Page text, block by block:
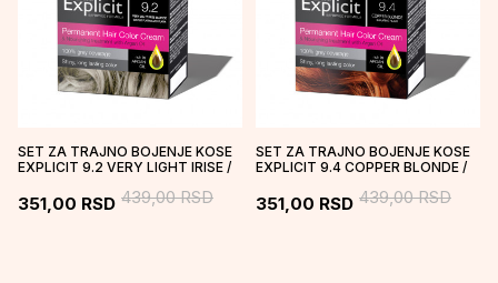
SET ZA TRAJNO BOJENJE KOSE
EXPLICIT 9.2 VERY LIGHT IRISE /
351,00 RSD 439,00RSD
SET ZA TRAJNO BOJENJE KOSE
EXPLICIT 9.4 COPPER BLONDE /
351,00 RSD 439,00RSD